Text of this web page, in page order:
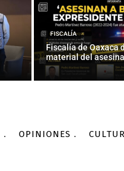
FISCALÍA
Fiscalía de Oaxaca
material del
OPINIONES